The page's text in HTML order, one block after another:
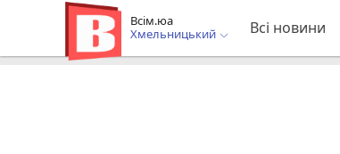
Всім.юа
Хмельницький
Всі новини